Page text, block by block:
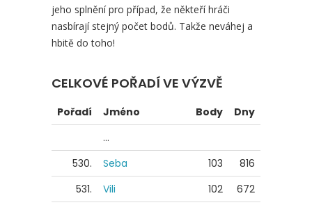
jeho splnění pro případ, že někteří hráči
nasbírají stejný počet bodů. Takže neváhej a
hbitě do toho!
CELKOVÉ POŘADÍ VE VÝZVĚ
Pořadí Jméno Body
Dny
...
530.
Seba 103
816
531.
Vili 102 672